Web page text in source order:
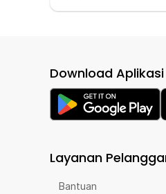
Download
Layanan
Bantuan